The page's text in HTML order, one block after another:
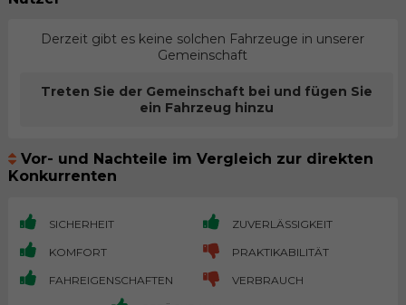
Derzeit gibt es keine solchen Fahrzeuge in unserer
Gemeinschaft
Treten Sie der Gemeinschaft bei und fügen Sie
ein Fahrzeug hinzu
Vor- und Nachteile im Vergleich zur direkten
Konkurrenten
SICHERHEIT ZUVERLÄSSIGKEIT
KOMFORT PRAKTIKABILITÄT
FAHREIGENSCHAFTEN VERBRAUCH